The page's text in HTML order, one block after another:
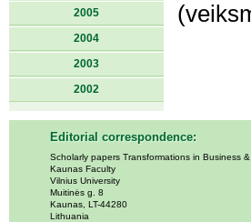
2005
2004
2003
2002
Editorial correspondence:
Scholarly papers Transformations in Business
Kaunas Faculty
Vilnius University
Muitinės g. 8
Kaunas, LT-44280
Lithuania